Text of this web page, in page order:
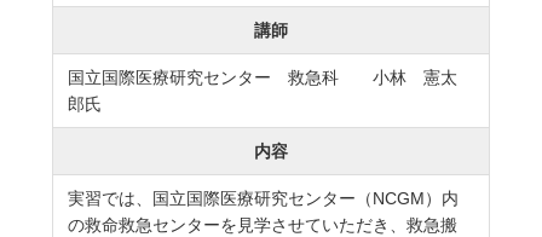
講師
国立国際医療研究センター 救急科 小林 憲太
郎氏
内容
実習では、国立国際医療研究センター（NCGM）内
の救命救急センターを見学させていただき、救急搬